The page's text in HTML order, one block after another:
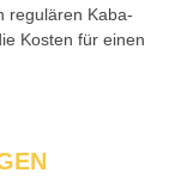
regulären Kaba-
Kosten für einen